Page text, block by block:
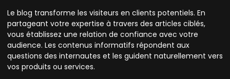
Le blog transforme les visiteurs en clients potentiels. En
partageant votre expertise à travers des articles ciblés,
vous établissez une relation de confiance avec votre
audience. Les contenus informatifs répondent aux
questions des internautes et les guident naturellement vers
vos produits ou services.